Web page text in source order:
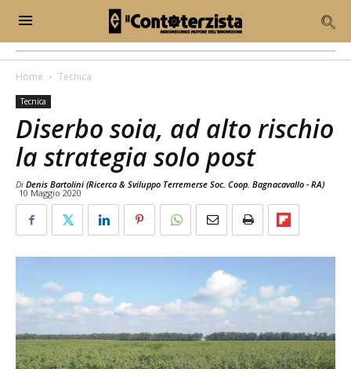
Home Tecnica
Tecnica
Diserbo soia, ad alto rischio
la strategia solo post
Di Denis Bartolini (Ricerca & Sviluppo Terremerse Soc. Coop. Bagnacavallo - RA)
10 Maggio 2020